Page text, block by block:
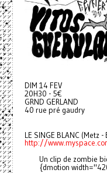
DIM 14 FEV
20H30 - 5€
GRND GERLAND
40 rue pré gaudry
LE SINGE BLANC (Metz
http://
Un clip de zombie
{dmotion